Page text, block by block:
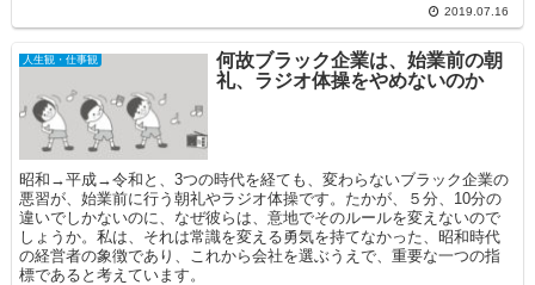
2019.07.16
人生観・仕事観
何故ブラック企業は、始業前の朝
礼、ラジオ体操をやめないのか
昭和→平成→令和と、3つの時代を経ても、変わらないブラック企業の
悪習が、始業前に行う朝礼やラジオ体操です。たかが、５分、10分の
違いでしかないのに、なぜ彼らは、意地でそのルールを変えないので
しょうか。私は、それは常識を変える勇気を持てなかった、昭和時代
の経営者の象徴であり、これから会社を選ぶうえで、重要な一つの指
標であると考えています。